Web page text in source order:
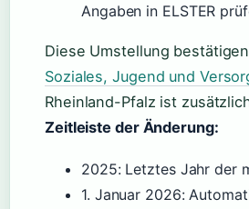
Angaben in ELSTER
Diese Umstellung
Soziales, Jugend und
Rheinland-Pfalz ist
Zeitleiste der Änderung:
2025: Letztes Jahr der
1. Januar 2026: